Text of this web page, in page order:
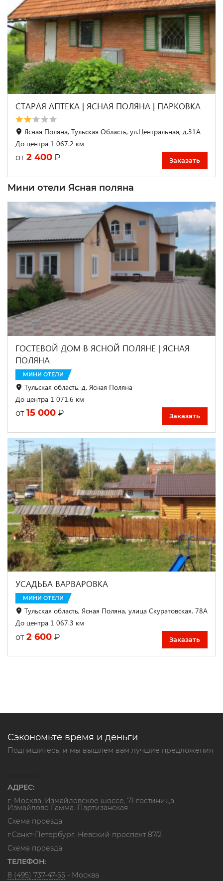
СТАРАЯ АПТЕКА | ЯСНАЯ ПОЛЯНА | ПАРКОВКА
Ясная Поляна, Тульская Область, ул.Центральная, д.31А
До центра 1 067.2 км
от 2 400 ₽ Заказать
Мини отели Ясная поляна
ГОСТЕВОЙ ДОМ В ЯСНОЙ ПОЛЯНЕ | ЯСНАЯ
ПОЛЯНА
МИНИ ОТЕЛИ
Тульская область, д. Ясная Поляна
До центра 1 071.6 км
от 15 000 ₽ Заказать
УСАДЬБА ВАРВАРОВКА
МИНИ ОТЕЛИ
Тульская область, Ясная Поляна, улица Скуратовская, 78А
До центра 1 067.3 км
от 2 600 ₽ Заказать
Сэкономьте время и деньги
Подпишитесь, и мы вышлем вам лучшие предложения
АДРЕС:
г. Москва, Измайловское шоссе, 71 гостиница
Измайлово Гамма. Партизанская
Схема проезда
г.Санкт-Петербург, Невский проспект 87/2
Схема проезда
ТЕЛЕФОН:
8 (495) 737-47-55 - Москва